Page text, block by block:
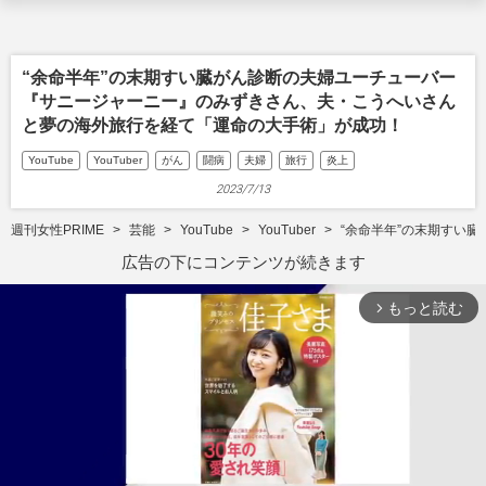
“余命半年”の末期すい臓がん診断の夫婦ユーチューバー
『サニージャーニー』のみずきさん、夫・こうへいさん
と夢の海外旅行を経て「運命の大手術」が成功！
YouTube YouTuber がん 闘病 夫婦 旅行 炎上
2023/7/13
週刊女性PRIME 芸能 YouTube YouTuber “余命半年”の末期すい
広告の下にコンテンツが続きます
arrow_forward_ios もっと読む